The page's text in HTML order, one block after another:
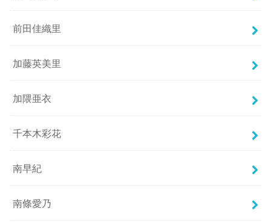
前田佳織里
加藤英美里
加隈亜衣
千本木彩花
南早紀
南條愛乃